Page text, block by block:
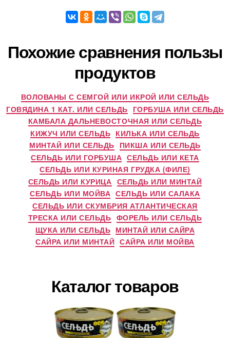
Похожие сравнения пользы
продуктов
ВОЛОВАНЫ С СЕМГОЙ ИЛИ ИКРОЙ ИЛИ СЕЛЬДЬ
ГОВЯДИНА 1 КАТ. ИЛИ СЕЛЬДЬ ГОРБУША ИЛИ СЕЛЬДЬ
КАМБАЛА ДАЛЬНЕВОСТОЧНАЯ ИЛИ СЕЛЬДЬ
КИЖУЧ ИЛИ СЕЛЬДЬ КИЛЬКА ИЛИ СЕЛЬДЬ
МИНТАЙ ИЛИ СЕЛЬДЬ ПИКША ИЛИ СЕЛЬДЬ
СЕЛЬДЬ ИЛИ ГОРБУША СЕЛЬДЬ ИЛИ КЕТА
СЕЛЬДЬ ИЛИ КУРИНАЯ ГРУДКА (ФИЛЕ)
СЕЛЬДЬ ИЛИ КУРИЦА СЕЛЬДЬ ИЛИ МИНТАЙ
СЕЛЬДЬ ИЛИ МОЙВА СЕЛЬДЬ ИЛИ САЛАКА
СЕЛЬДЬ ИЛИ СКУМБРИЯ АТЛАНТИЧЕСКАЯ
ТРЕСКА ИЛИ СЕЛЬДЬ ФОРЕЛЬ ИЛИ СЕЛЬДЬ
ЩУКА ИЛИ СЕЛЬДЬ МИНТАЙ ИЛИ САЙРА
САЙРА ИЛИ МИНТАЙ САЙРА ИЛИ МОЙВА
Каталог товаров